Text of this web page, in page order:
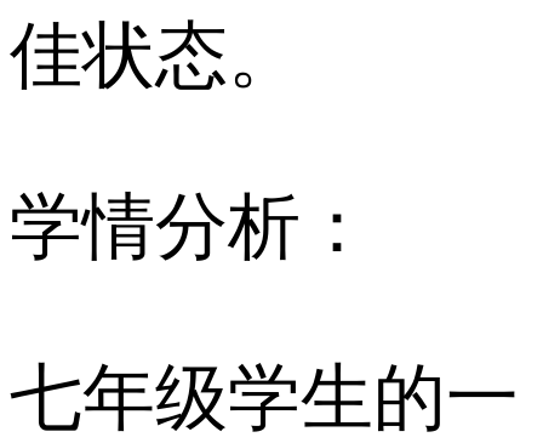
佳状态。
学情分析：
七年级学生的一